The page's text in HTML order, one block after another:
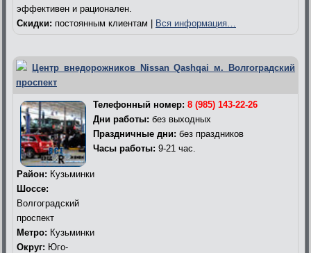
эффективен и рационален.
Скидки: постоянным клиентам | Вся информация…
Центр внедорожников Nissan Qashqai м. Волгоградский
проспект
Телефонный номер: 8 (985) 143-22-26
Дни работы: без выходных
Праздничные дни: без праздников
Часы работы: 9-21 час.
Район: Кузьминки
Шоссе:
Волгоградский
проспект
Метро: Кузьминки
Округ: Юго-